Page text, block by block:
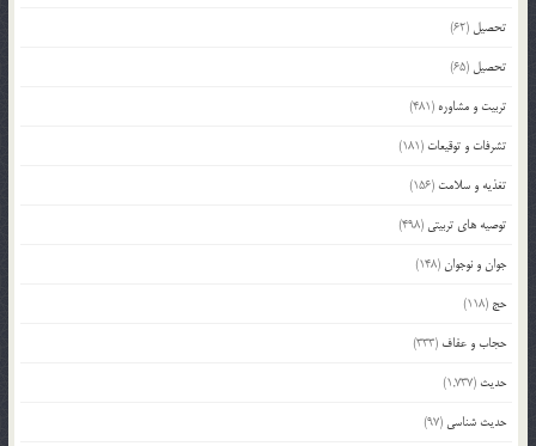
تحصیل (62)
تحصیل (65)
تربیت و مشاوره (481)
تشرفات و توقیعات (181)
تغذیه و سلامت (156)
توصیه های تربیتی (498)
جوان و نوجوان(148)
حج (118)
حجاب و عفاف (333)
حدیث (1,737)
حدیث شناسی (97)